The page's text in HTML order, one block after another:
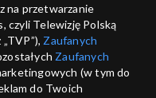
na przetwarzanie
czyli Telewizję Polską
Zaufanych
Zaufanych
(w tym do
do Twoich